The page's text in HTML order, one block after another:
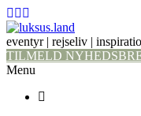
eventyr | rejseliv |
TILMELD
Menu